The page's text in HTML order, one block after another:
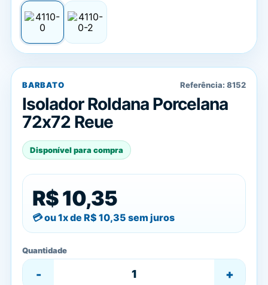
BARBATO Referência: 8152
Isolador Roldana Porcelana
72x72 Reue
Disponível para compra
R$ 10,35
ou 1x de R$ 10,35 sem juros
Quantidade
- +